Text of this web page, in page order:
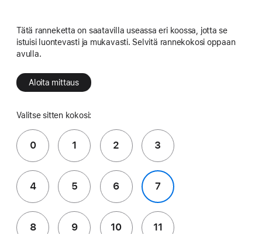
Tätä ranneketta on saatavilla useassa eri koossa, jotta se
istuisi luontevasti ja mukavasti. Selvitä rannekokosi oppaan
avulla.
Aloita mittaus
Valitse sitten kokosi:
0 1 2 3
4 5 6 7
8 9 10 11